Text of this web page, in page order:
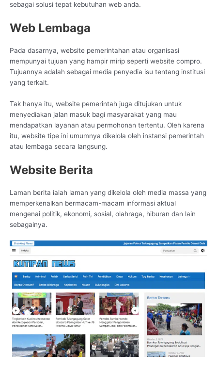
sebagai solusi tepat kebutuhan web anda.
Web Lembaga
Pada dasarnya, website pemerintahan atau organisasi
mempunyai tujuan yang hampir mirip seperti website compro.
Tujuannya adalah sebagai media penyedia isu tentang institusi
yang terkait.
Tak hanya itu, website pemerintah juga ditujukan untuk
menyediakan jalan masuk bagi masyarakat yang mau
mendapatkan layanan atau permohonan tertentu. Oleh karena
itu, website tipe ini umumnya dikelola oleh instansi pemerintah
atau lembaga secara langsung.
Website Berita
Laman berita ialah laman yang dikelola oleh media massa yang
memperkenalkan bermacam-macam informasi aktual
mengenai politik, ekonomi, sosial, olahraga, hiburan dan lain
sebagainya.